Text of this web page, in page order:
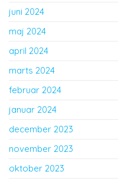
juni 2024
maj 2024
april 2024
marts 2024
februar 2024
januar 2024
december 2023
november 2023
oktober 2023